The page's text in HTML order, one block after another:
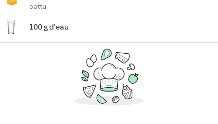
battu
100 g d'eau